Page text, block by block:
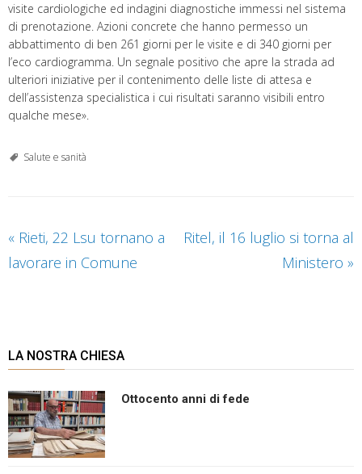
visite cardiologiche ed indagini diagnostiche immessi nel sistema
di prenotazione. Azioni concrete che hanno permesso un
abbattimento di ben 261 giorni per le visite e di 340 giorni per
l’eco cardiogramma. Un segnale positivo che apre la strada ad
ulteriori iniziative per il contenimento delle liste di attesa e
dell’assistenza specialistica i cui risultati saranno visibili entro
qualche mese».
Salute e sanità
« Rieti, 22 Lsu tornano a
lavorare in Comune
Ritel, il 16 luglio si torna al
Ministero »
LA NOSTRA CHIESA
Ottocento anni di fede